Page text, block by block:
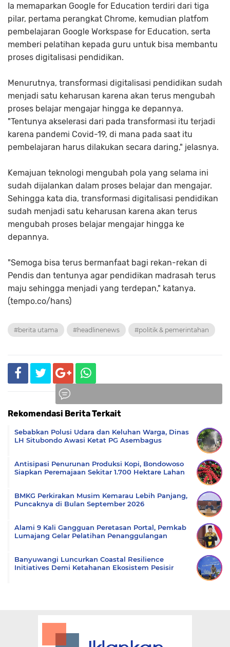
Ia memaparkan Google for Education terdiri dari tiga
pilar, pertama perangkat Chrome, kemudian platfom
pembelajaran Google Workspase for Education, serta
memberi pelatihan kepada guru untuk bisa membantu
proses digitalisasi pendidikan.
Menurutnya, transformasi digitalisasi pendidikan sudah
menjadi satu keharusan karena akan terus mengubah
proses belajar mengajar hingga ke depannya.
"Tentunya akselerasi dari pada transformasi itu terjadi
karena pandemi Covid-19, di mana pada saat itu
pembelajaran harus dilakukan secara daring," jelasnya.
Kemajuan teknologi mengubah pola yang selama ini
sudah dijalankan dalam proses belajar dan mengajar.
Sehingga kata dia, transformasi digitalisasi pendidikan
sudah menjadi satu keharusan karena akan terus
mengubah proses belajar mengajar hingga ke
depannya.
"Semoga bisa terus bermanfaat bagi rekan-rekan di
Pendis dan tentunya agar pendidikan madrasah terus
maju sehingga menjadi yang terdepan," katanya.
(tempo.co/hans)
#berita utama #headlinenews #politik & pemerintahan
Rekomendasi Berita Terkait
Sebabkan Polusi Udara dan Keluhan Warga, Dinas
LH Situbondo Awasi Ketat PG Asembagus
Antisipasi Penurunan Produksi Kopi, Bondowoso
Siapkan Peremajaan Sekitar 1.700 Hektare Lahan
BMKG Perkirakan Musim Kemarau Lebih Panjang,
Puncaknya di Bulan September 2026
Alami 9 Kali Gangguan Peretasan Portal, Pemkab
Lumajang Gelar Pelatihan Penanggulangan
Banyuwangi Luncurkan Coastal Resilience
Initiatives Demi Ketahanan Ekosistem Pesisir